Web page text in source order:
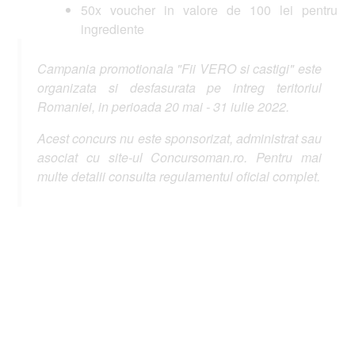
50x voucher in valore de 100 lei pentru
ingrediente
Campania promotionala "Fii VERO si castigi" este
organizata si desfasurata pe intreg teritoriul
Romaniei, in perioada 20 mai - 31 iulie 2022.
Acest concurs nu este sponsorizat, administrat sau
asociat cu site-ul Concursoman.ro. Pentru mai
multe detalii consulta regulamentul oficial complet.